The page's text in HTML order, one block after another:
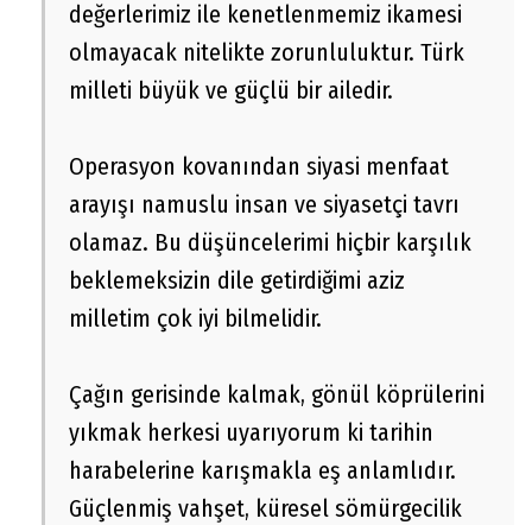
değerlerimiz ile kenetlenmemiz ikamesi
olmayacak nitelikte zorunluluktur. Türk
milleti büyük ve güçlü bir ailedir.
Operasyon kovanından siyasi menfaat
arayışı namuslu insan ve siyasetçi tavrı
olamaz. Bu düşüncelerimi hiçbir karşılık
beklemeksizin dile getirdiğimi aziz
milletim çok iyi bilmelidir.
Çağın gerisinde kalmak, gönül köprülerini
yıkmak herkesi uyarıyorum ki tarihin
harabelerine karışmakla eş anlamlıdır.
Güçlenmiş vahşet, küresel sömürgecilik